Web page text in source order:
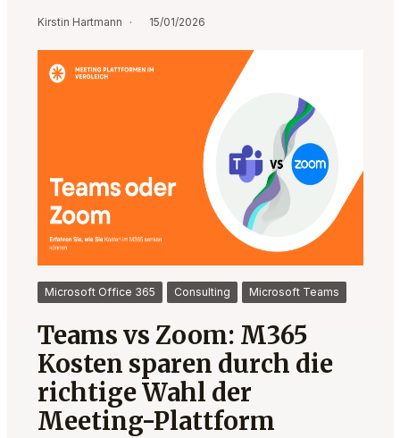
Kirstin Hartmann 15/01/2026
Microsoft Office 365 Consulting Microsoft Teams
Teams vs Zoom: M365
Kosten sparen durch die
richtige Wahl der
Meeting-Plattform